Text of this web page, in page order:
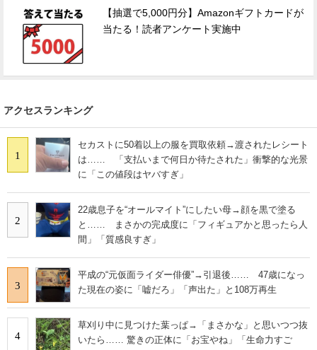
【抽選で5,000円分】Amazonギフトカードが
当たる！読者アンケート実施中
アクセスランキング
1
セカストに50着以上の服を買取依頼→渡されたレシート
は…… 「支払いまで何日か待たされた」衝撃的な光景
に「この値段はヤバすぎ」
2
22歳息子を“オールマイト”にしたい母→顔を黒で塗る
と…… まさかの完成度に「フィギュアかと思ったら人
間」「質感良すぎ」
3
平成の“元仮面ライダー俳優”→引退後…… 47歳になっ
た現在の姿に「嘘だろ」「声出た」と108万再生
4
草刈り中に見つけた葉っぱ→「まさかな」と思いつつ抜
いたら…… 驚きの正体に「お宝やね」「生命力すご